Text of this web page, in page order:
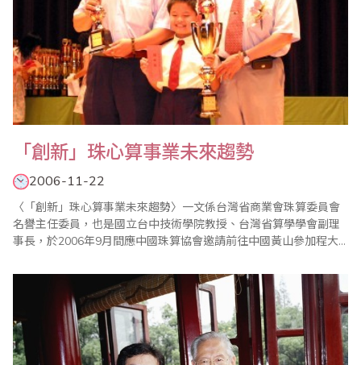
「創新」珠心算事業未來趨勢
2006-11-22
〈「創新」珠心算事業未來趨勢〉一文係台灣省商業會珠算委員會
名譽主任委員，也是國立台中技術學院教授、台灣省算學學會副理
事長，於2006年9月間應中國珠算協會邀請前往中國黃山參加程大
文。 一、 前言 珠心算是中國固有國粹，在日常生活中的應用甚為
廣泛。基本教育：讀寫算中的算，自然成為基礎教育的..